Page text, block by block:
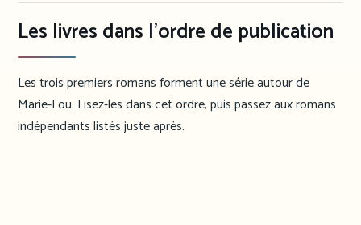
Les livres dans l’ordre de publication
Les trois premiers romans forment une série autour de
Marie-Lou. Lisez-les dans cet ordre, puis passez aux romans
indépendants listés juste après.